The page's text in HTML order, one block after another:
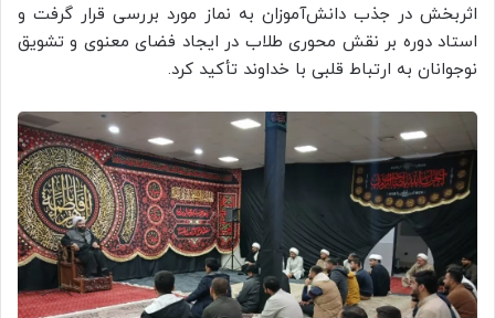
اثربخش در جذب دانش‌آموزان به نماز مورد بررسی قرار گرفت و
استاد دوره بر نقش محوری طلاب در ایجاد فضای معنوی و تشویق
نوجوانان به ارتباط قلبی با خداوند تأکید کرد.